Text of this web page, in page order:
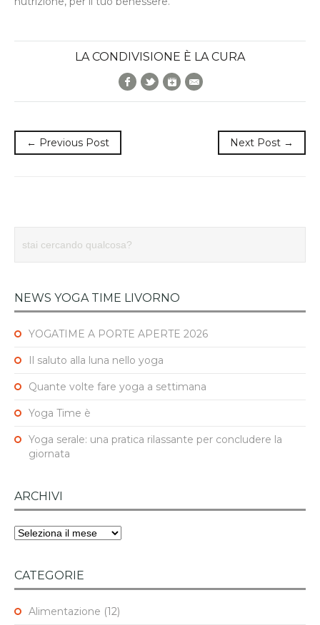
LA CONDIVISIONE È LA CURA
Facebook
TwitterGoogle+
← Previous Post Next Post →
NEWS YOGA TIME LIVORNO
YOGATIME A PORTE APERTE 2026
Il saluto alla luna nello yoga
Quante volte fare yoga a settimana
Yoga Time è
Yoga serale: una pratica rilassante per concludere la
giornata
ARCHIVI
Archivi
CATEGORIE
Alimentazione (12)